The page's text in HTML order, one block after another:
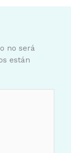
no será
están